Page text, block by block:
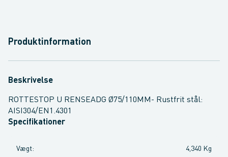
Produktinformation
Beskrivelse
ROTTESTOP U RENSEADG Ø75/110MM- Rustfrit stål:
AISI304/EN1.4301
Specifikationer
Vægt: 4,340 Kg